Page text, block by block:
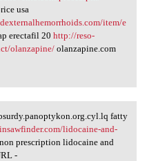
usa
item/e
erectafil 20 http://reso-
olanzapine/olanzapine.com
fatty
lidocaine-and-
prescription lidocaine and
-